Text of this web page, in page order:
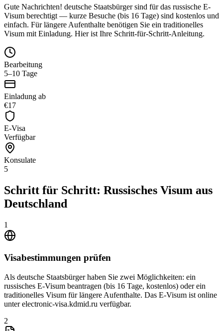
Gute Nachrichten! deutsche Staatsbürger sind für das russische E-
Visum berechtigt — kurze Besuche (bis 16 Tage) sind kostenlos und
einfach. Für längere Aufenthalte benötigen Sie ein traditionelles
Visum mit Einladung. Hier ist Ihre Schritt-für-Schritt-Anleitung.
Bearbeitung
5–10 Tage
Einladung ab
€17
E-Visa
Verfügbar
Konsulate
5
Schritt für Schritt: Russisches Visum aus
Deutschland
1
Visabestimmungen prüfen
Als deutsche Staatsbürger haben Sie zwei Möglichkeiten: ein
russisches E-Visum beantragen (bis 16 Tage, kostenlos) oder ein
traditionelles Visum für längere Aufenthalte. Das E-Visum ist online
unter electronic-visa.kdmid.ru verfügbar.
2